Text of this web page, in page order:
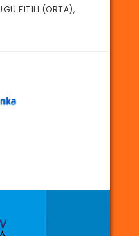
FITILI (ORTA),